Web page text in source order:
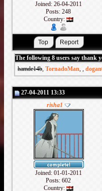
Joined: 26-04-2011
Posts: 248
Country:
The following 8 users say thank
hamde14b, TornadoMan, ,
27-04-2011 13:33
risha1
Joined: 01-01-2011
Posts: 602
Country: